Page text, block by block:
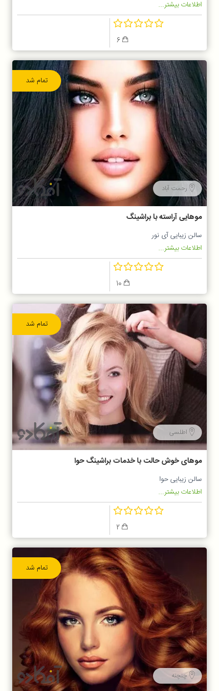
اطلاعات بیشتر...
تمام شد
رحمت آباد
موهایی آراسته با براشینگ
سالن زیبایی آی نور
اطلاعات بیشتر...
تمام شد
اطلسی
موهای خوش حالت با خدمات براشینگ حوا
سالن زیبایی حوا
اطلاعات بیشتر...
تمام شد
چنچنه